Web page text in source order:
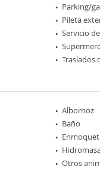
Parking/
Pileta
Servicio
Traslados
Albornoz
Baño
Otros